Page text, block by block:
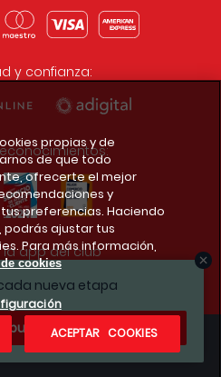
nueva etapa
y confianza:
app del club
propias y de
de que todo
ofrecerte el mejor
y
preferencias. Haciendo
podrás ajustar tus
Para más información,
cookies
ACEPTAR COOKIES